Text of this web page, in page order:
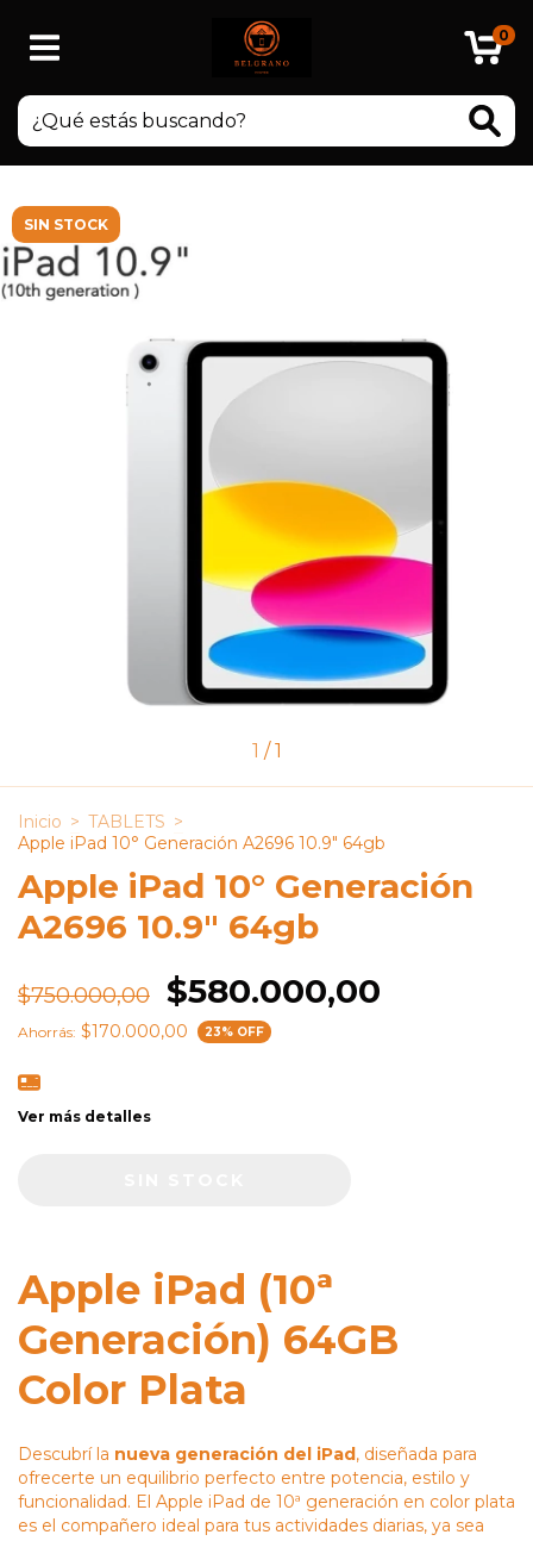
0
SIN STOCK
1 /1
Inicio > TABLETS >
Apple iPad 10° Generación A2696 10.9" 64gb
Apple iPad 10° Generación
A2696 10.9" 64gb
$750.000,00 $580.000,00
Ahorrás: $170.000,00 23% OFF
Ver más detalles
Apple iPad (10ª
Generación) 64GB
Color Plata
Descubrí la nueva generación del iPad, diseñada para
ofrecerte un equilibrio perfecto entre potencia, estilo y
funcionalidad. El Apple iPad de 10ª generación en color plata
es el compañero ideal para tus actividades diarias, ya sea